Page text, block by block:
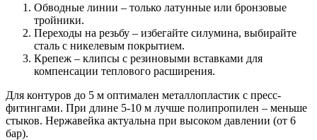
Обводные линии – только латунные или бронзовые
тройники.
Переходы на резьбу – избегайте силумина, выбирайте
сталь с никелевым покрытием.
Крепеж – клипсы с резиновыми вставками для
компенсации теплового расширения.
Для контуров до 5 м оптимален металлопластик с пресс-
фитингами. При длине 5-10 м лучше полипропилен – меньше
стыков. Нержавейка актуальна при высоком давлении (от 6
бар).